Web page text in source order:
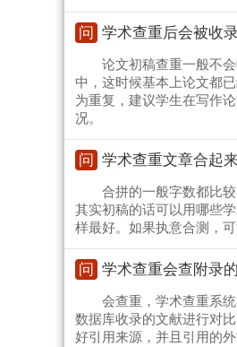
问 学术查重后会被收
论文初稿查重一般不
中，这时候基本上论文都
为重复，建议学生在写作
况。
问 学术查重文章合起
合拼的一般字数都比
其实初稿的话可以用哪些
样最好。如果执意合测，
问 学术查重会查附录
会查重，学术查重系
数据库收录的文献进行对
好引用来源，并且引用的